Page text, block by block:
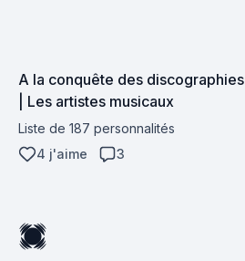
A la conquête des discographies
| Les artistes musicaux
Liste de 187 personnalités
4 j'aime
3